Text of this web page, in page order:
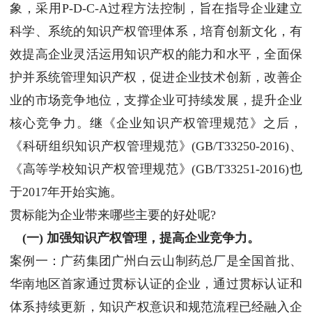
象，采用P-D-C-A过程方法控制，旨在指导企业建立
科学、系统的知识产权管理体系，培育创新文化，有
效提高企业灵活运用知识产权的能力和水平，全面保
护并系统管理知识产权，促进企业技术创新，改善企
业的市场竞争地位，支撑企业可持续发展，提升企业
核心竞争力。继《企业知识产权管理规范》之后，
《科研组织知识产权管理规范》(GB/T33250-2016)、
《高等学校知识产权管理规范》(GB/T33251-2016)也
于2017年开始实施。
贯标能为企业带来哪些主要的好处呢?
(一) 加强知识产权管理，提高企业竞争力。
案例一：广药集团广州白云山制药总厂是全国首批、
华南地区首家通过贯标认证的企业，通过贯标认证和
体系持续更新，知识产权意识和规范流程已经融入企